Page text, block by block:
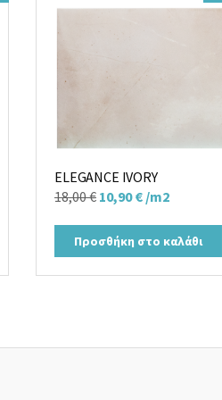
ELEGANCE IVORY
18,00€ Original
was:
18,00 €.
10,90€Η
τιμή
είναι:
10,90 €.
/m2
Προσθήκη στο καλάθι